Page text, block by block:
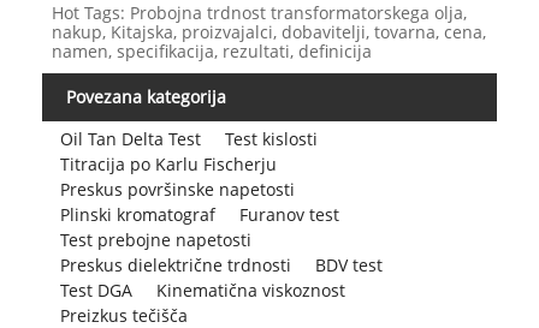
Hot Tags: Probojna trdnost transformatorskega olja,
nakup, Kitajska, proizvajalci, dobavitelji, tovarna, cena,
namen, specifikacija, rezultati, definicija
Povezana kategorija
Oil Tan Delta Test
Test kislosti
Titracija po Karlu Fischerju
Preskus površinske napetosti
Plinski kromatograf
Furanov test
Test prebojne napetosti
Preskus dielektrične trdnosti
BDV test
Test DGA
Kinematična viskoznost
Preizkus tečišča